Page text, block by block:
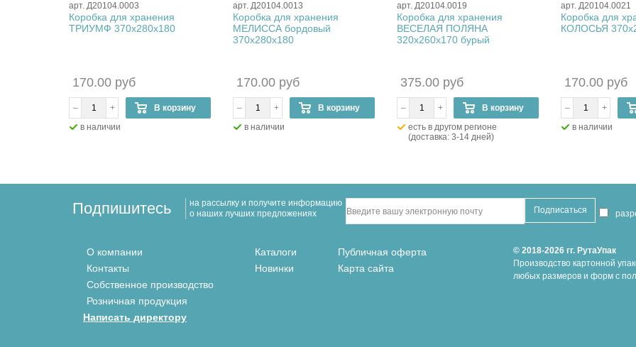
арт. Д20104.0003
Коробка для хранения
ТРИУМФ 370х280х180
170.00 руб
– +
В корзину
в наличии
арт. Д20104.0013
Коробка для хранения
МЕЛИССА бордовый
370х280х180
170.00 руб
– +
В корзину
в наличии
арт. Д20104.0019
Коробка для хранения
ВЕСЕЛАЯ ПОЛЯНА
320х260х170 бурый
375.00 руб
– +
В корзину
есть в другом регионе
(доставка: 3-14 дней)
арт. Д20104.0021
Коробка для
КОЛОСЬЯ
170.00 руб
– +
в наличии
Подпишитесь
на рассылку и получите информацию
о наших лучших предложениях
О компании
Контакты
Собственное производство
Розничная продукция
Каталоги
Новинки
Публичная оферта
Карта сайта
Написать директору
© 2018-2026 гг. РутаУпак
Производство картонной
любых размеров и форм с